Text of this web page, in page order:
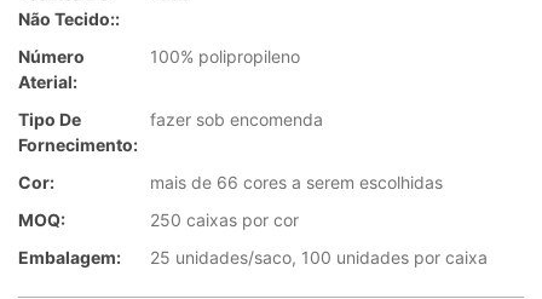
Não Tecido::
Número
Aterial:
100% polipropileno
Tipo De
Fornecimento:
fazer sob encomenda
Cor:
mais de 66 cores a serem escolhidas
MOQ:
250 caixas por cor
Embalagem:
25 unidades/saco, 100 unidades por caixa